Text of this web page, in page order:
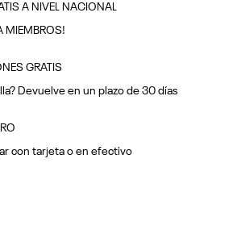
A NIVEL NACIONAL
MIEMBROS!
GRATIS
Devuelve en un plazo de 30 días
con tarjeta o en efectivo